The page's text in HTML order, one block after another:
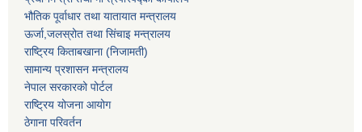
भौतिक पूर्वाधार तथा यातायात मन्त्रालय
ऊर्जा,जलस्रोत तथा सिंचाइ मन्त्रालय
राष्ट्रिय किताबखाना (निजामती)
सामान्य प्रशासन मन्त्रालय
नेपाल सरकारको पोर्टल
राष्ट्रिय योजना आयोग
ठेगाना परिवर्तन